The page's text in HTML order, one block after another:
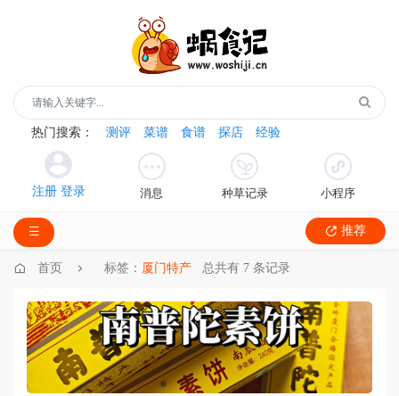
热门搜索： 测评 菜谱 食谱 探店 经验
消息 种草记录 小程序
推荐
首页 标签： 厦门特产 总共有 7 条记录